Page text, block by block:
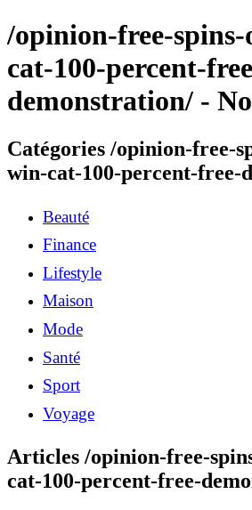
/opinion-free-
cat-100-percent-
demonstration/ -
Catégories /opinion-free-
win-cat-100-percent-free-
Beauté
Finance
Lifestyle
Maison
Mode
Santé
Sport
Voyage
Articles /opinion-free-
cat-100-percent-free-